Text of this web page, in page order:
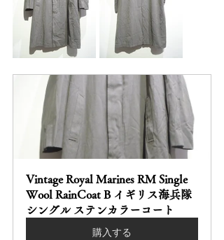
Vintage Royal Marines RM Single
Wool RainCoat B イギリス海兵隊
シングル ステンカラーコート
購入する